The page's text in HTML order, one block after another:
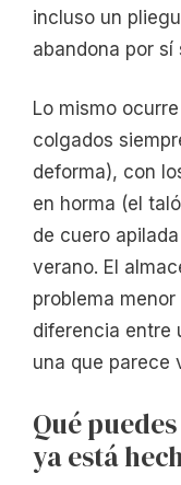
incluso un
abandona por sí
Lo mismo
colgados
deforma), con
en horma (el
de cuero
verano. El
problema
diferencia entre
una que parece
Qué
ya está